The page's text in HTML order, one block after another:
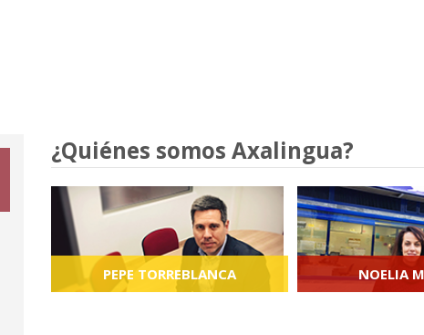
¿Quiénes somos Axalingua?
PEPE TORREBLANCA NOELIA